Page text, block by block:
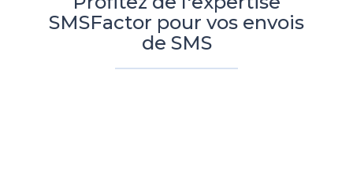
SMSFactor pour vos envois
de SMS